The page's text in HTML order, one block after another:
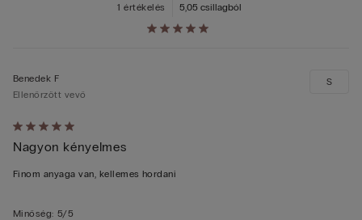
5,05 csillagból
1 értékelés
Értékelés:
5/5
Benedek F
Ellenőrzött vevő
Nagyon kényelmes
Finom anyaga van, kellemes hordani
S
Minőség: 5/5